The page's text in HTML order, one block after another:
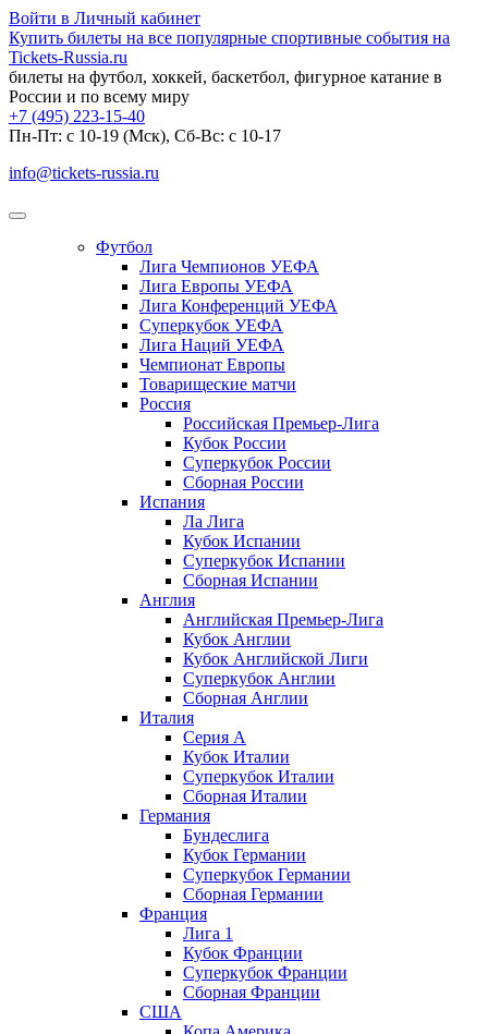
Войти в Личный кабинет
Купить билеты на все популярные спортивные события на
Tickets-Russia.ru
билеты на футбол, хоккей, баскетбол, фигурное катание в
России и по всему миру
+7 (495) 223-15-40
Пн-Пт: c 10-19 (Мск), Сб-Вс: с 10-17
info@tickets-russia.ru
Футбол
Лига Чемпионов УЕФА
Лига Европы УЕФА
Лига Конференций УЕФА
Суперкубок УЕФА
Лига Наций УЕФА
Чемпионат Европы
Товарищеские матчи
Россия
Российская Премьер-Лига
Кубок России
Суперкубок России
Сборная России
Испания
Ла Лига
Кубок Испании
Суперкубок Испании
Сборная Испании
Англия
Английская Премьер-Лига
Кубок Англии
Кубок Английской Лиги
Суперкубок Англии
Сборная Англии
Италия
Серия А
Кубок Италии
Суперкубок Италии
Сборная Италии
Германия
Бундеслига
Кубок Германии
Суперкубок Германии
Сборная Германии
Франция
Лига 1
Кубок Франции
Суперкубок Франции
Сборная Франции
США